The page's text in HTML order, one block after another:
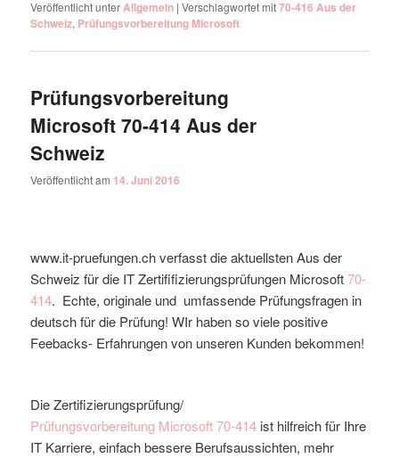
Veröffentlicht unterAllgemein |Verschlagwortet mit70-416 Aus der
Schweiz, Prüfungsvorbereitung Microsoft
Prüfungsvorbereitung
Microsoft 70-414 Aus der
Schweiz
Veröffentlicht am 14. Juni 2016
www.it-pruefungen.ch verfasst die aktuellsten Aus der
Schweiz für die IT Zertififizierungsprüfungen Microsoft70-
414. Echte, originale und umfassende Prüfungsfragen in
deutsch für die Prüfung! WIr haben so viele positive
Feebacks- Erfahrungen von unseren Kunden bekommen!
Die Zertifizierungsprüfung/
Prüfungsvorbereitung Microsoft70-414 ist hilfreich für Ihre
IT Karriere, einfach bessere Berufsaussichten, mehr